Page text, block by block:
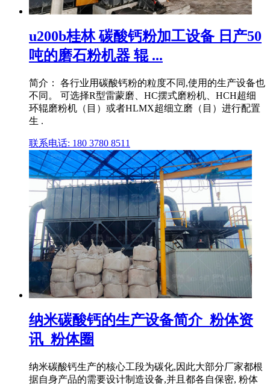
u200b桂林 碳酸钙粉加工设备 日产50
吨的磨石粉机器 辊 ...
简介： 各行业用碳酸钙粉的粒度不同,使用的生产设备也
不同。 可选择R型雷蒙磨、HC摆式磨粉机、HCH超细
环辊磨粉机（目）或者HLMX超细立磨（目）进行配置
生 .
联系电话: 180 3780 8511
纳米碳酸钙的生产设备简介_粉体资
讯_粉体圈
纳米碳酸钙生产的核心工段为碳化,因此大部分厂家都根
据自身产品的需要设计制造设备,并且都各自保密, 粉体